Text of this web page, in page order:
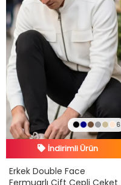
6
İndirimli Ürün
Hızlı Teslimat
Erkek Double Face
Fermuarlı Çift Cepli Ceket